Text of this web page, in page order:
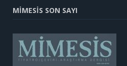
MİMESİS SON SAYI